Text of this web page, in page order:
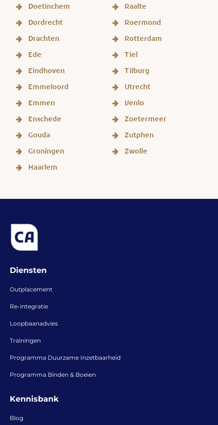
Doetinchem
Dordrecht
Drachten
Ede
Eindhoven
Emmeloord
Emmen
Enschede
Gouda
Groningen
Haarlem
Raalte
Roermond
Rotterdam
Tiel
Tilburg
Utrecht
Venlo
Zoetermeer
Zutphen
Zwolle
Diensten
Outplacement
Re-integratie
Loopbaanadvies
Trainingen
Programma Duurzame Inzetbaarheid
Programma Binden & Boeien
Kennisbank
Blog